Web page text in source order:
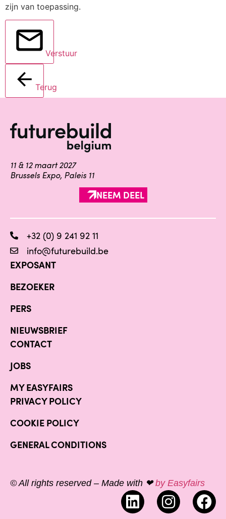
zijn van toepassing.
Verstuur
Terug
11 & 12 maart 2027
Brussels Expo, Paleis 11
NEEM DEEL
+32 (0) 9 241 92 11
info@futurebuild.be
EXPOSANT
BEZOEKER
PERS
NIEUWSBRIEF
CONTACT
JOBS
MY EASYFAIRS
PRIVACY POLICY
COOKIE POLICY
GENERAL CONDITIONS
© All rights reserved – Made with ❤by Easyfairs